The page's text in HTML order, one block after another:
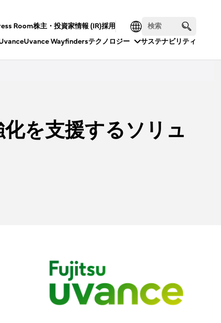
Room株主・投資家情報 (IR)採用
Uvance Wayfindersテクノロジー サステナビリティ
を支援するソリュ